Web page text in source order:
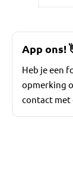
App ons!
Heb je een
opmerking
contact met